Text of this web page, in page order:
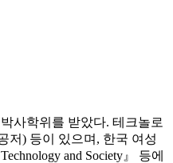
사학위를 받았다. 테크놀로
저) 등이 있으며, 한국 여성
and Society』 등에